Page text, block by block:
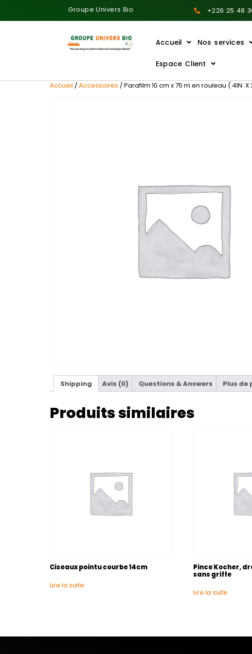
Groupe Univers Bio +226 25 48
Accueil Nos services
Espace Client
Accueil /Accessoires / Parafilm 10 cm x 75 m en rouleau ( 4IN. X
Shipping Avis (0) Questions & Answers Plus de
Produits similaires
Ciseaux pointu courbe 14cm
Lire la suite
Pince Kocher,
sans griffe
Lire la suite